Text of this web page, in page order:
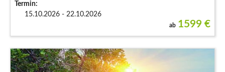
Termin:
15.10.2026 - 22.10.2026
ab 1599 €